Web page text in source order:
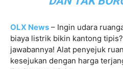
OLX News – Ingin udara
biaya listrik bikin kantong
jawabannya! Alat penyejuk
kesejukan dengan harga